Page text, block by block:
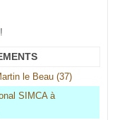
!
le Beau (37)
SIMCA à